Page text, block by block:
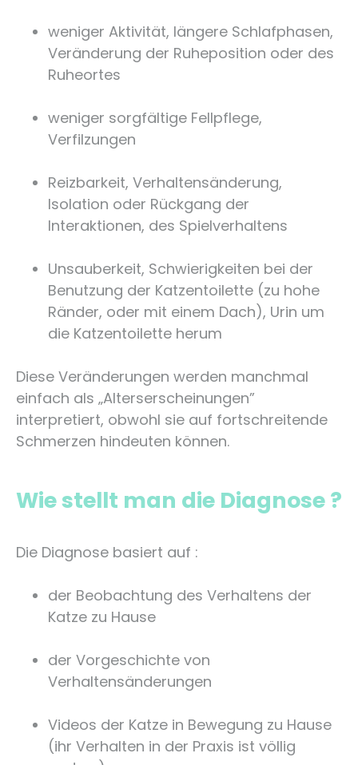
weniger Aktivität, längere Schlafphasen,
Veränderung der Ruheposition oder des
Ruheortes
weniger sorgfältige Fellpflege,
Verfilzungen
Reizbarkeit, Verhaltensänderung,
Isolation oder Rückgang der
Interaktionen, des Spielverhaltens
Unsauberkeit, Schwierigkeiten bei der
Benutzung der Katzentoilette (zu hohe
Ränder, oder mit einem Dach), Urin um
die Katzentoilette herum
Diese Veränderungen werden manchmal
einfach als „Alterserscheinungen”
interpretiert, obwohl sie auf fortschreitende
Schmerzen hindeuten können.
Wie stellt man die Diagnose ?
Die Diagnose basiert auf :
der Beobachtung des Verhaltens der
Katze zu Hause
der Vorgeschichte von
Verhaltensänderungen
Videos der Katze in Bewegung zu Hause
(ihr Verhalten in der Praxis ist völlig